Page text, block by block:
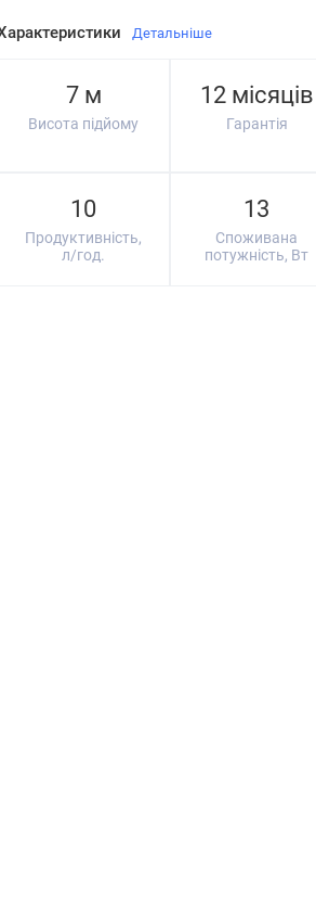
Детальніше
7 м
Висота підйому
12 місяців
Гарантія
10
Продуктивність,
л/год.
13
Споживана
потужність, Вт